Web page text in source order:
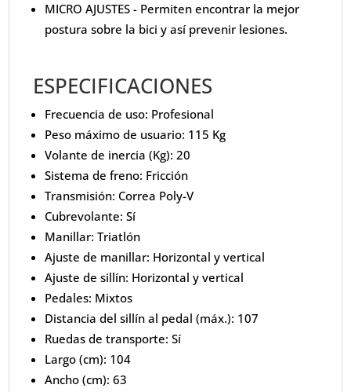
MICRO AJUSTES - Permiten encontrar la mejor
postura sobre la bici y así prevenir lesiones.
ESPECIFICACIONES
Frecuencia de uso: Profesional
Peso máximo de usuario: 115 Kg
Volante de inercia (Kg): 20
Sistema de freno: Fricción
Transmisión: Correa Poly-V
Cubrevolante: Sí
Manillar: Triatlón
Ajuste de manillar: Horizontal y vertical
Ajuste de sillín: Horizontal y vertical
Pedales: Mixtos
Distancia del sillín al pedal (máx.): 107
Ruedas de transporte: Sí
Largo (cm): 104
Ancho (cm): 63